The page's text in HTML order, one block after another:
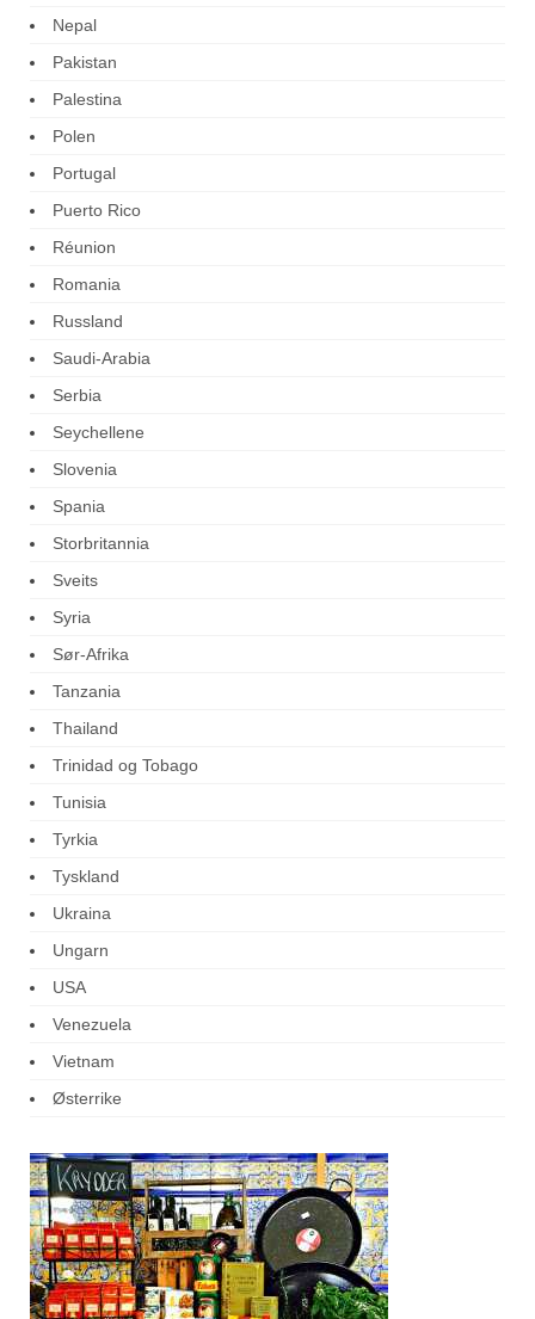
Nepal
Pakistan
Palestina
Polen
Portugal
Puerto Rico
Réunion
Romania
Russland
Saudi-Arabia
Serbia
Seychellene
Slovenia
Spania
Storbritannia
Sveits
Syria
Sør-Afrika
Tanzania
Thailand
Trinidad og Tobago
Tunisia
Tyrkia
Tyskland
Ukraina
Ungarn
USA
Venezuela
Vietnam
Østerrike